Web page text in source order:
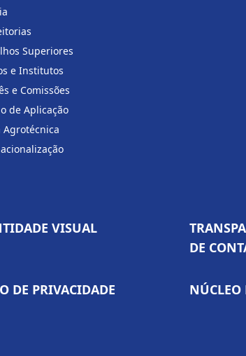
Superiores
e Institutos
e Comissões
de Aplicação
Agrotécnica
VISUAL
DE
DE PRIVACIDADE NÚCLEO